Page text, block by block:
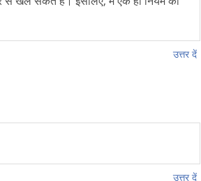
उत्तर दें
उत्तर दें